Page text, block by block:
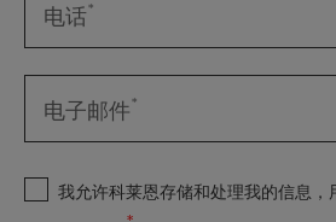
电话
电子邮件
我允许科莱恩存储和处理我的信息，